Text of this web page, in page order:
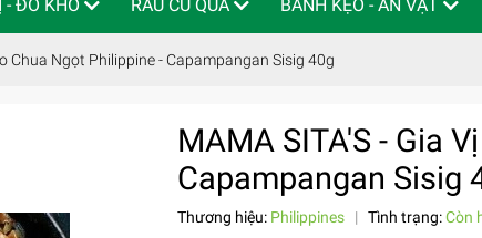
- ĐỒ KHÔ RAU CỦ QUẢ BÁNH KẸO - ĂN VẶT
Chua Ngọt Philippine - Capampangan Sisig 40g
MAMA SITA'S - Gia
Capampangan Sisig
Thương hiệu: Philippines | Tình trạng:Còn